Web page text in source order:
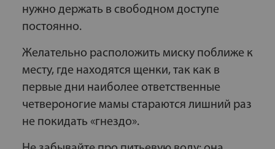
нужно держать в свободном доступе
постоянно.
Желательно расположить миску поближе к
месту, где находятся щенки, так как в
первые дни наиболее ответственные
четвероногие мамы стараются лишний раз
не покидать «гнездо».